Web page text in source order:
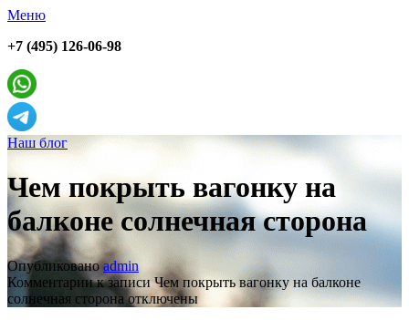
Меню
+7 (495) 126-06-98
Наш блог
Чем покрыть вагонку на
балконе солнечная сторона
Опубликовано admin
Комментариик записи Чем покрыть вагонку на балконе
солнечная сторона отключены